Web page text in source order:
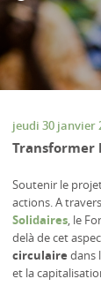
jeudi 30 janvier
Transformer
Soutenir le
actions. A
Solidaires, le
delà de cet
circulaire dans
et la